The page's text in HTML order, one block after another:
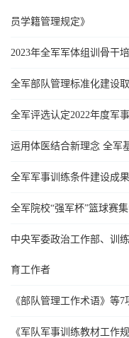
员学籍管理规定》
2023年全军军体组训骨干
全军部队管理标准化建设
全军评选认定2022年度军
运用体医结合新理念 全军
全军军事训练条件建设成
全军院校“强军杯”篮球赛
中央军委政治工作部、训
育工作者
《部队管理工作术语》等
《军队军事训练教材工作